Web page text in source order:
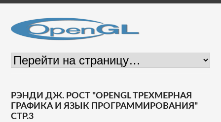
РЭНДИ ДЖ. РОСТ "OPENGL ТРЕХМЕРНАЯ
ГРАФИКА И ЯЗЫК ПРОГРАММИРОВАНИЯ"
СТР.3